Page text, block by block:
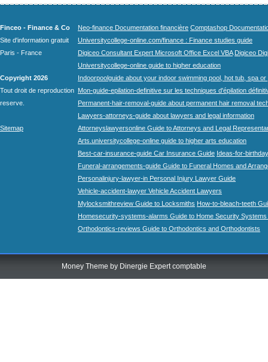
Finceo - Finance & Co
Site d'information gratuit
Paris - France
Copyright 2026
Tout droit de reproduction
reserve.
Sitemap
Neo-finance Documentation financière Comptashop
Universitycollege-online.com/finance : Finance studies guide
Digiceo Consultant Expert Microsoft Office Excel VBA Digiceo
Universitycollege-online guide to higher education
Indoorpoolguide about your indoor swimming pool, hot tub, spa
Mon-guide-epilation-definitive sur les techniques d'épilation
Permanent-hair-removal-guide about permanent hair removal
Lawyers-attorneys-guide about lawyers and legal information
Attorneyslawyersonline Guide to Attorneys and Legal
Arts.universitycollege-online guide to higher arts education
Best-car-insurance-guide Car Insurance Guide Ideas-for-
Funeral-arrangements-guide Guide to Funeral Homes and
Personalinjury-lawyer-in Personal Injury Lawyer Guide
Vehicle-accident-lawyer Vehicle Accident Lawyers
Mylocksmithreview Guide to Locksmiths How-to-bleach-teeth
Homesecurity-systems-alarms Guide to Home Security Systems
Orthodontics-reviews Guide to Orthodontics and Orthodontists
Money Theme by Dinergie Expert comptable